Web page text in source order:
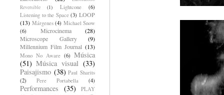
Reversible
(1) Lightcone
(6)
Listening to the Space (3) LOOP
(13) Márgenes (4) Michael Snow
(6)
Microcinema
(28)
Microscope Gallery
(9)
Millennium Film Journal (13)
Mono No Aware (6) Música
(51) Música visual (33)
Paisajismo (38) Paul Sharits
(2)
Pere Portabella (4)
Performances (35)
PLAY